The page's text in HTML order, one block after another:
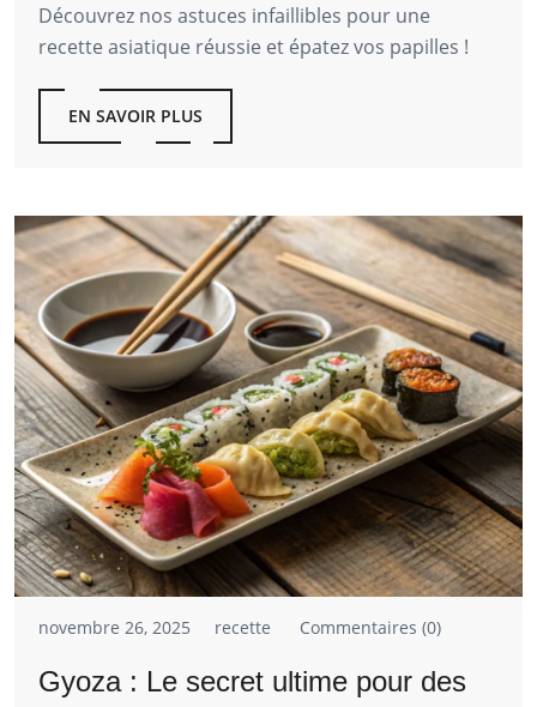
Découvrez nos astuces infaillibles pour une
recette asiatique réussie et épatez vos papilles !
EN SAVOIR PLUS
novembre 26, 2025 recette Commentaires (0)
Gyoza : Le secret ultime pour des